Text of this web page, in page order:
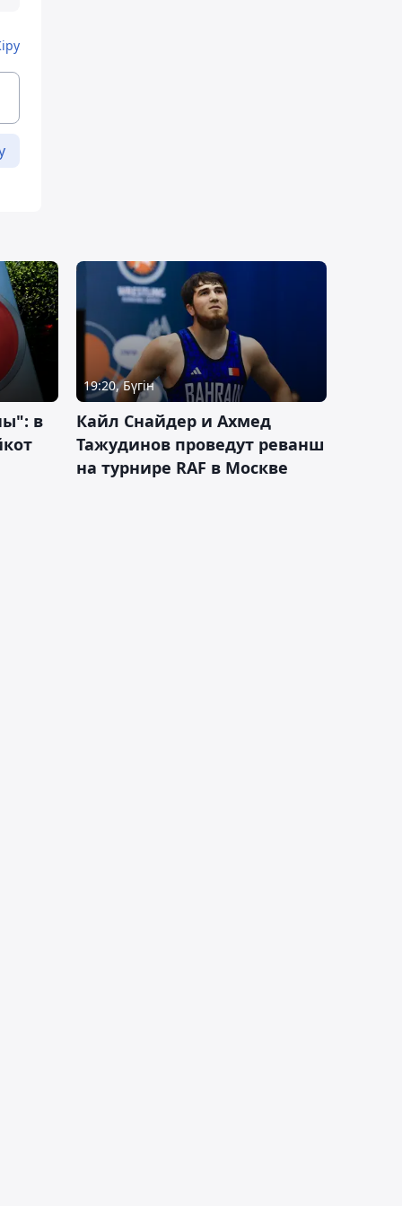
в
19:20, Бүгін
Кайл Снайдер и Ахмед
Тажудинов проведут реванш
на турнире RAF в Москве